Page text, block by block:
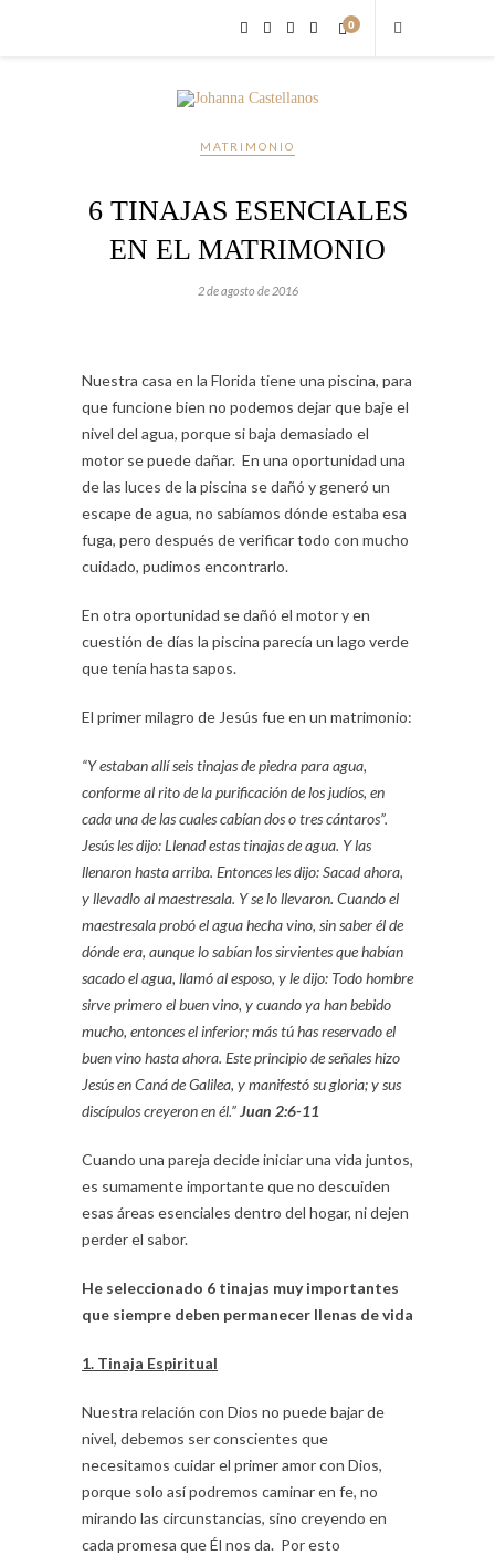
0
MATRIMONIO
6 TINAJAS ESENCIALES
EN EL MATRIMONIO
2 de agosto de 2016
Nuestra casa en la Florida tiene una piscina, para
que funcione bien no podemos dejar que baje el
nivel del agua, porque si baja demasiado el
motor se puede dañar. En una oportunidad una
de las luces de la piscina se dañó y generó un
escape de agua, no sabíamos dónde estaba esa
fuga, pero después de verificar todo con mucho
cuidado, pudimos encontrarlo.
En otra oportunidad se dañó el motor y en
cuestión de días la piscina parecía un lago verde
que tenía hasta sapos.
El primer milagro de Jesús fue en un matrimonio:
“Y estaban allí seis tinajas de piedra para agua,
conforme al rito de la purificación de los judíos, en
cada una de las cuales cabían dos o tres cántaros”.
Jesús les dijo: Llenad estas tinajas de agua. Y las
llenaron hasta arriba. Entonces les dijo: Sacad ahora,
y llevadlo al maestresala. Y se lo llevaron. Cuando el
maestresala probó el agua hecha vino, sin saber él de
dónde era, aunque lo sabían los sirvientes que habían
sacado el agua, llamó al esposo, y le dijo: Todo hombre
sirve primero el buen vino, y cuando ya han bebido
mucho, entonces el inferior; más tú has reservado el
buen vino hasta ahora. Este principio de señales hizo
Jesús en Caná de Galilea, y manifestó su gloria; y sus
discípulos creyeron en él.”Juan 2:6-11
Cuando una pareja decide iniciar una vida juntos,
es sumamente importante que no descuiden
esas áreas esenciales dentro del hogar, ni dejen
perder el sabor.
He seleccionado 6 tinajas muy importantes
que siempre deben permanecer llenas de vida
1. Tinaja Espiritual
Nuestra relación con Dios no puede bajar de
nivel, debemos ser conscientes que
necesitamos cuidar el primer amor con Dios,
porque solo así podremos caminar en fe, no
mirando las circunstancias, sino creyendo en
cada promesa que Él nos da. Por esto